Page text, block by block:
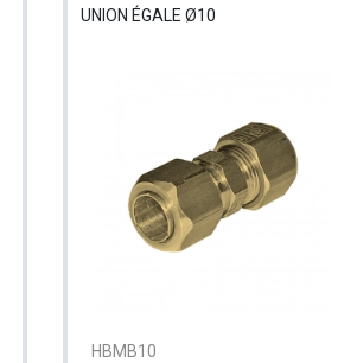
UNION ÉGALE Ø10
HBMB10